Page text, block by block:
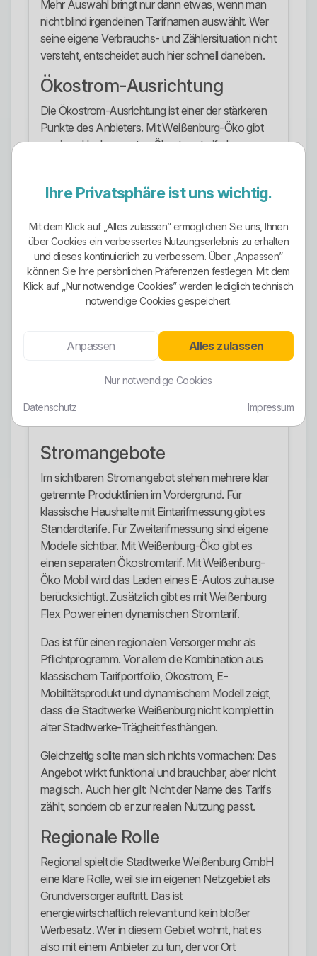
Mehr Auswahl bringt nur dann etwas, wenn man
nicht blind irgendeinen Tarifnamen auswählt. Wer
seine eigene Verbrauchs- und Zählersituation nicht
versteht, entscheidet auch hier schnell daneben.
Ökostrom-Ausrichtung
Die Ökostrom-Ausrichtung ist einer der stärkeren
Punkte des Anbieters. Mit Weißenburg-Öko gibt
es einen klar benannten Ökostromtarif, der
Herkunftsnachweise und die Aussage, dass pro
Erzeugungsanlagen vor Ort investiert wird.
Das ist mehr als das übliche grüne Weichspül-
Marketing vieler Wettbewerber. Hier gibt es eine
klar erkennbare Produktlogik und einen regionalen
Fördergedanken dahinter. Genau das ist
Trotzdem gilt auch hier: Ein Ökostrometikett allein
das Wort Wasserkraft springt und Laufzeit,
Zählerkonzept und Gesamtnutzen ignoriert, kauft
oberflächlich ein.
Stromangebote
Im sichtbaren Stromangebot stehen mehrere klar
getrennte Produktlinien im Vordergrund. Für
klassische Haushalte mit Eintarifmessung gibt es
Standardtarife. Für Zweitarifmessung sind eigene
Modelle sichtbar. Mit Weißenburg-Öko gibt es
einen separaten Ökostromtarif. Mit Weißenburg-
Öko Mobil wird das Laden eines E-Autos zuhause
berücksichtigt. Zusätzlich gibt es mit Weißenburg
Flex Power einen dynamischen Stromtarif.
Das ist für einen regionalen Versorger mehr als
Pflichtprogramm. Vor allem die Kombination aus
klassischem Tarifportfolio, Ökostrom, E-
Mobilitätsprodukt und dynamischem Modell zeigt,
dass die Stadtwerke Weißenburg nicht komplett in
alter Stadtwerke-Trägheit festhängen.
Gleichzeitig sollte man sich nichts vormachen: Das
Angebot wirkt funktional und brauchbar, aber nicht
magisch. Auch hier gilt: Nicht der Name des Tarifs
zählt, sondern ob er zur realen Nutzung passt.
Regionale Rolle
Regional spielt die Stadtwerke Weißenburg GmbH
eine klare Rolle, weil sie im eigenen Netzgebiet als
Grundversorger auftritt. Das ist
energiewirtschaftlich relevant und kein bloßer
Werbesatz. Wer in diesem Gebiet wohnt, hat es
also mit einem Anbieter zu tun, der vor Ort
Ihre Privatsphäre ist uns wichtig.
Mit dem Klick auf „Alles zulassen” ermöglichen Sie uns, Ihnen
über Cookies ein verbessertes Nutzungserlebnis zu erhalten
und dieses kontinuierlich zu verbessern. Über „Anpassen”
können Sie Ihre persönlichen Präferenzen festlegen. Mit dem
Klick auf „Nur notwendige Cookies” werden lediglich technisch
notwendige Cookies gespeichert.
Anpassen Alles zulassen
Nur notwendige Cookies
Datenschutz Impressum